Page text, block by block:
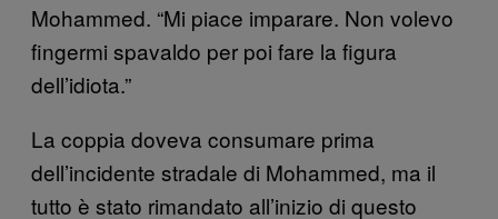
Mohammed. “Mi piace imparare. Non volevo
fingermi spavaldo per poi fare la figura
dell’idiota.”
La coppia doveva consumare prima
dell’incidente stradale di Mohammed, ma il
tutto è stato rimandato all’inizio di questo